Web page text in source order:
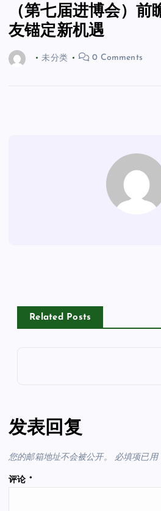
（第七届进博会）前
友锚定新机遇
未分类 0 Comments
Related Posts
发表回复
您的邮箱地址不会被公开。 必填项已用
评论 *